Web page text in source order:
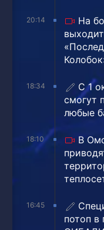
20:14
На
18:34
С 1
смогут
любые
18:10
В
16:45
потоп в